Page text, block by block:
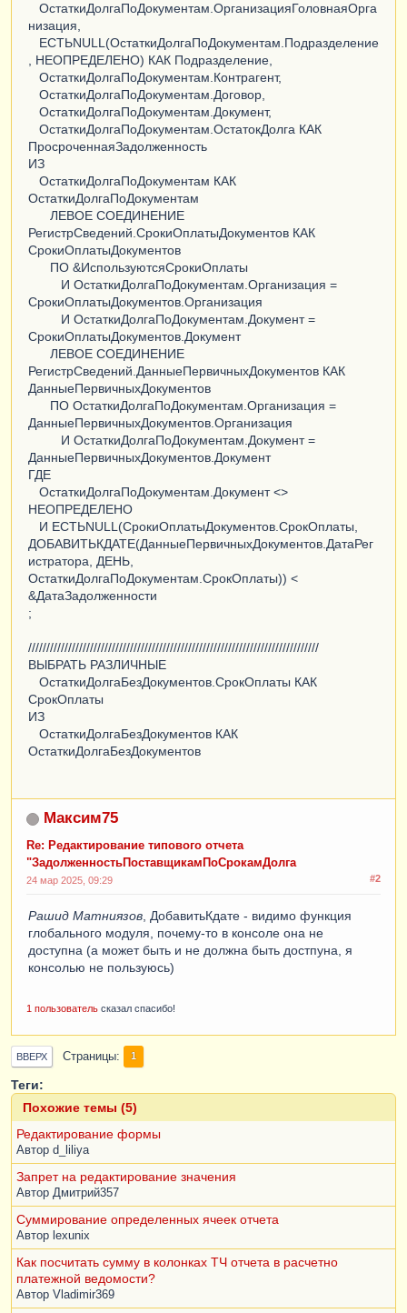
ОстаткиДолгаПоДокументам.ОрганизацияГоловнаяОрга
низация,
ЕСТЬNULL(ОстаткиДолгаПоДокументам.Подразделение
, НЕОПРЕДЕЛЕНО) КАК Подразделение,
ОстаткиДолгаПоДокументам.Контрагент,
ОстаткиДолгаПоДокументам.Договор,
ОстаткиДолгаПоДокументам.Документ,
ОстаткиДолгаПоДокументам.ОстатокДолга КАК
ПросроченнаяЗадолженность
ИЗ
ОстаткиДолгаПоДокументам КАК
ОстаткиДолгаПоДокументам
ЛЕВОЕ СОЕДИНЕНИЕ
РегистрСведений.СрокиОплатыДокументов КАК
СрокиОплатыДокументов
ПО &ИспользуютсяСрокиОплаты
И ОстаткиДолгаПоДокументам.Организация =
СрокиОплатыДокументов.Организация
И ОстаткиДолгаПоДокументам.Документ =
СрокиОплатыДокументов.Документ
ЛЕВОЕ СОЕДИНЕНИЕ
РегистрСведений.ДанныеПервичныхДокументов КАК
ДанныеПервичныхДокументов
ПО ОстаткиДолгаПоДокументам.Организация =
ДанныеПервичныхДокументов.Организация
И ОстаткиДолгаПоДокументам.Документ =
ДанныеПервичныхДокументов.Документ
ГДЕ
ОстаткиДолгаПоДокументам.Документ <>
НЕОПРЕДЕЛЕНО
И ЕСТЬNULL(СрокиОплатыДокументов.СрокОплаты,
ДОБАВИТЬКДАТЕ(ДанныеПервичныхДокументов.ДатаРег
истратора, ДЕНЬ,
ОстаткиДолгаПоДокументам.СрокОплаты)) <
&ДатаЗадолженности
;
////////////////////////////////////////////////////////////////////////////////
ВЫБРАТЬ РАЗЛИЧНЫЕ
ОстаткиДолгаБезДокументов.СрокОплаты КАК
СрокОплаты
ИЗ
ОстаткиДолгаБезДокументов КАК
ОстаткиДолгаБезДокументов
Максим75
Re: Редактирование типового отчета
"ЗадолженностьПоставщикамПоСрокамДолга
#2
24 мар 2025, 09:29
Рашид Матниязов , ДобавитьКдате - видимо функция
глобального модуля, почему-то в консоле она не
доступна (а может быть и не должна быть достпуна, я
консолью не пользуюсь)
1 пользователь сказал спасибо!
ВВЕРХ Страницы 1
Теги:
Похожие темы (5)
Редактирование формы
Автор d_liliya
Запрет на редактирование значения
Автор Дмитрий357
Суммирование определенных ячеек отчета
Автор lexunix
Как посчитать сумму в колонках ТЧ отчета в расчетно
платежной ведомости?
Автор Vladimir369